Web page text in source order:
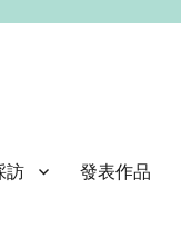
訪 發表作品